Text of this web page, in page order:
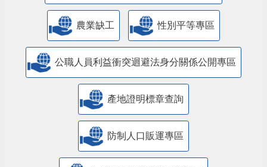
農業缺工 性別平等專區
公職人員利益衝突迴避法身分關係公開專區
產地證明標章查詢
防制人口販運專區